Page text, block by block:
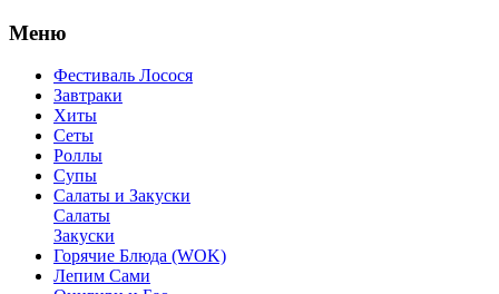
Меню
Фестиваль Лосося
Завтраки
Хиты
Сеты
Роллы
Супы
Салаты и Закуски
Салаты
Закуски
Горячие Блюда (WOK)
Лепим Сами